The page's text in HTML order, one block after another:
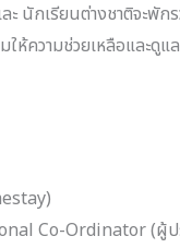
นักเรียนต่างชาติจะพั
มให้ความช่วยเหลือและ
Co-Ordinator (ผู้ป